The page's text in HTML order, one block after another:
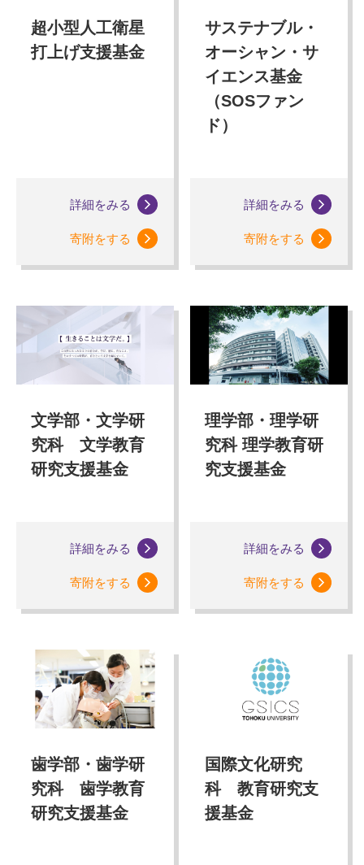
超小型人工衛星
打上げ支援基金
詳細をみる
寄附をする
サステナブル・
オーシャン・サ
イエンス基金
（SOSファン
ド）
詳細をみる
寄附をする
文学部・文学研
究科 文学教育
研究支援基金
詳細をみる
寄附をする
理学部・理学研
究科 理学教育研
究支援基金
詳細をみる
寄附をする
歯学部・歯学研
究科 歯学教育
研究支援基金
国際文化研究
科 教育研究支
援基金